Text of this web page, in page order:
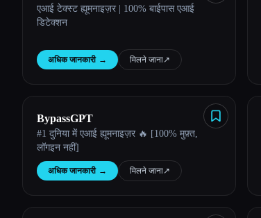
Detection
एआई टेक्स्ट ह्यूमनाइज़र | 100% बाईपास एआई
डिटेक्शन
अधिक जानकारी → मिलने जाना↗︎
BypassGPT
#1 दुनिया में एआई ह्यूमनाइज़र 🔥 [100% मुफ़्त,
लॉगइन नहीं]
अधिक जानकारी → मिलने जाना↗︎